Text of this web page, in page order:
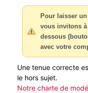
Pour laisser
vous invitons
dessous
avec votre
Une tenue correcte
le hors sujet.
Notre charte de